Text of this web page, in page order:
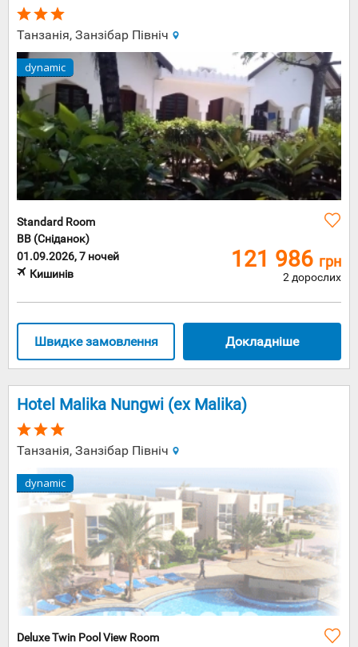
Танзанія, Занзібар Північ
dynamic
Standard Room
BB (Сніданок)
01.09.2026, 7 ночей
Кишинів
121 986 грн
2 дорослих
Докладніше
Швидке замовлення
Hotel Malika Nungwi (ex Malika)
Танзанія, Занзібар Північ
dynamic
Deluxe Twin Pool View Room